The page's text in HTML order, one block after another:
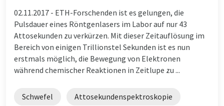
02.11.2017 - ETH-Forschenden ist es gelungen, die
Pulsdauer eines Röntgenlasers im Labor auf nur 43
Attosekunden zu verkürzen. Mit dieser Zeitauflösung im
Bereich von einigen Trillionstel Sekunden ist es nun
erstmals möglich, die Bewegung von Elektronen
während chemischer Reaktionen in Zeitlupe zu ...
Schwefel Attosekundenspektroskopie